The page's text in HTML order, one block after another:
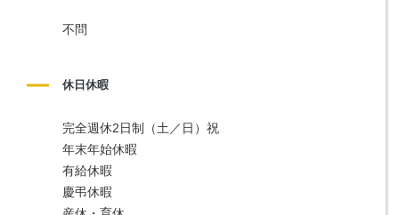
不問
休日休暇
完全週休2日制（土／日）祝
年末年始休暇
有給休暇
慶弔休暇